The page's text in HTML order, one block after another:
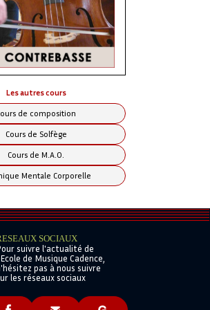
à un cours, celui-ci
Rock, Ateliers
Les autres cours
de composition
Cours de Solfège
Cours de M.A.O.
Mentale Corporelle
SOCIAUX
suivre l'actualité de
de Musique Cadence,
pas à nous suivre
les réseaux sociaux